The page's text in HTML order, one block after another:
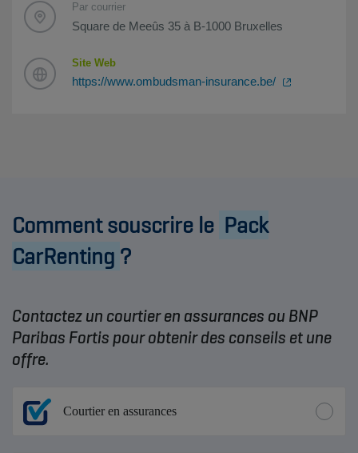
Par courrier
Square de Meeûs 35 à B-1000 Bruxelles
Site Web
https://www.ombudsman-insurance.be/
Comment souscrire le Pack
CarRenting ?